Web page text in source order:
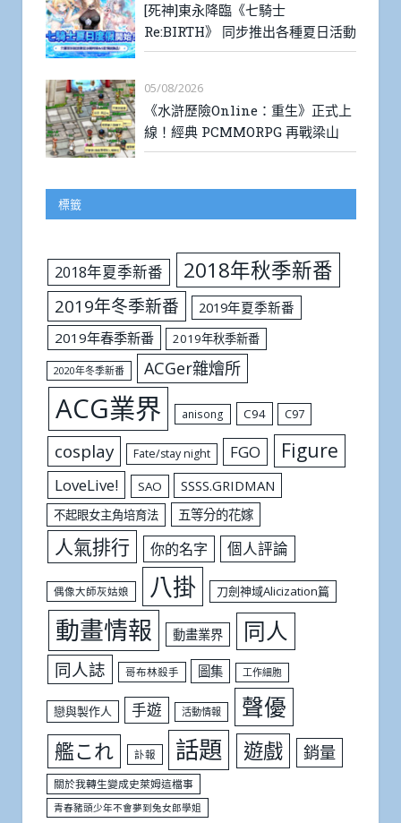
[死神]東永降臨《七騎士
Re:BIRTH》 同步推出各種夏日活動
05/08/2026
《水滸歷險Online：重生》正式上
線！經典 PCMMORPG 再戰梁山
標籤
2018年夏季新番 2018年秋季新番
2019年冬季新番
2019年夏季新番
2019年春季新番
2019年秋季新番
2020年冬季新番 ACGer雜燴所
ACG業界 anisong C94 C97
cosplay Fate/stay night FGO Figure
LoveLive! SAO SSSS.GRIDMAN
不起眼女主角培育法 五等分的花嫁
人氣排行 你的名字 個人評論
偶像大師灰姑娘 八掛 刀劍神域Alicization篇
動畫情報 動畫業界 同人
同人誌 哥布林殺手 圖集 工作細胞
戀與製作人 手遊 活動情報 聲優
艦これ 訃報 話題 遊戲 銷量
關於我轉生變成史萊姆這檔事
青春豬頭少年不會夢到兔女郎學姐